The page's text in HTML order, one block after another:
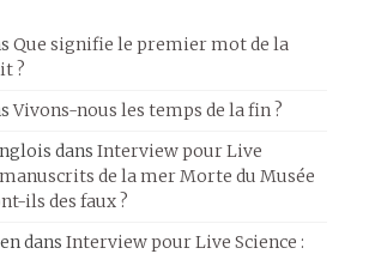
Que signifie le premier mot de la
?
Vivons-nous les temps de la fin ?
dans Interview pour Live
manuscrits de la mer Morte du Musée
ils des faux ?
dans Interview pour Live Science :